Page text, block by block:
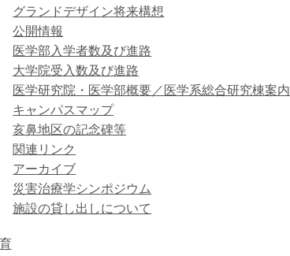
グランドデザイン将来構想
公開情報
医学部入学者数及び進路
大学院受入数及び進路
医学研究院・医学部概要／医学系総合研究棟案内
キャンパスマップ
亥鼻地区の記念碑等
関連リンク
アーカイブ
災害治療学シンポジウム
施設の貸し出しについて